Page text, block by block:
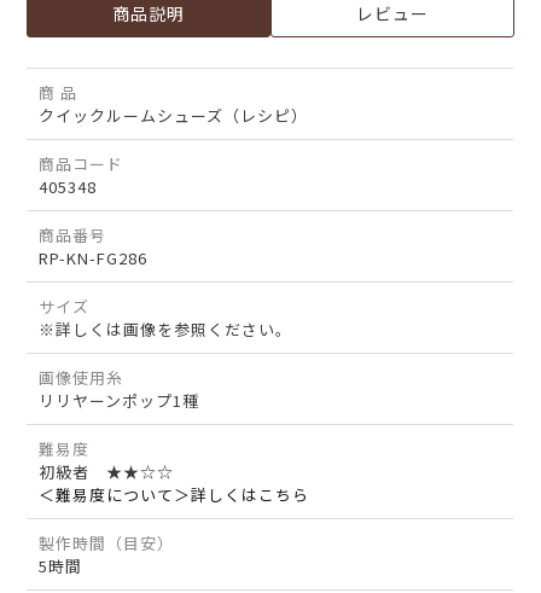
商品説明 レビュー
商 品
クイックルームシューズ（レシピ）
商品コード
405348
商品番号
RP-KN-FG286
サイズ
※詳しくは画像を参照ください。
画像使用糸
リリヤーンポップ1種
難易度
初級者 ★★☆☆
＜難易度について＞詳しくはこちら
製作時間（目安）
5時間